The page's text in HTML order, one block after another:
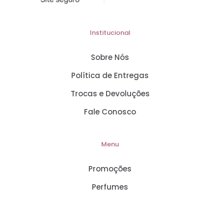
Institucional
Sobre Nós
Política de Entregas
Trocas e Devoluções
Fale Conosco
Menu
Promoções
Perfumes